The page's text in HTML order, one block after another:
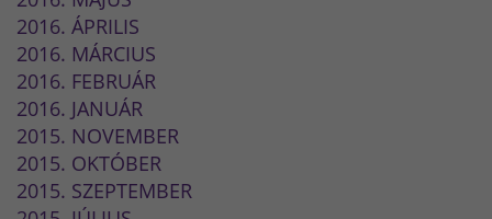
2016. ÁPRILIS
2016. MÁRCIUS
2016. FEBRUÁR
2016. JANUÁR
2015. NOVEMBER
2015. OKTÓBER
2015. SZEPTEMBER